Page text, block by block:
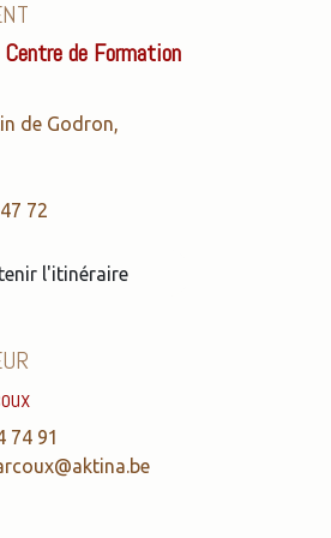
de Formation
de Godron,
72
l'itinéraire
74 91